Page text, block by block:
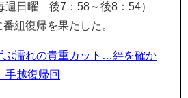
週日曜 後7：58～後8：54）
組復帰を果たした。
ぶ濡れの貴重カット…絆を確か
手越復帰回